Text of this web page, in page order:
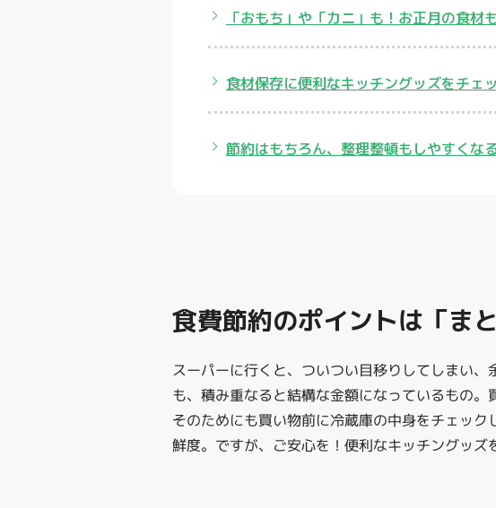
「おもち」や「カニ」も！お正月の食材
食材保存に便利なキッチングッズをチェ
節約はもちろん、整理整頓もしやすくな
食費節約のポイントは「ま
スーパーに行くと、ついつい目移りしてしまい
も、積み重なると結構な金額になっているもの
そのためにも買い物前に冷蔵庫の中身をチェッ
鮮度。ですが、ご安心を！便利なキッチングッ